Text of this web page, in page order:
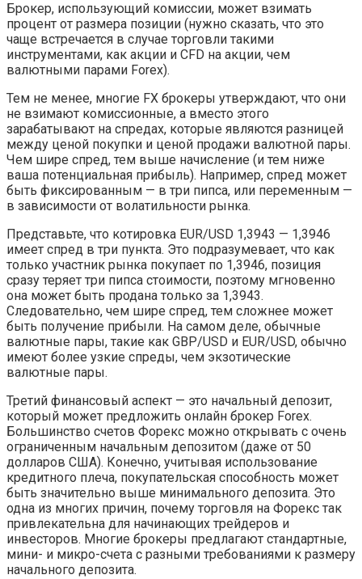
Брокер, использующий комиссии, может взимать
процент от размера позиции (нужно сказать, что это
чаще встречается в случае торговли такими
инструментами, как акции и CFD на акции, чем
валютными парами Forex).
Тем не менее, многие FX брокеры утверждают, что они
не взимают комиссионные, а вместо этого
зарабатывают на спредах, которые являются разницей
между ценой покупки и ценой продажи валютной пары.
Чем шире спред, тем выше начисление (и тем ниже
ваша потенциальная прибыль). Например, спред может
быть фиксированным — в три пипса, или переменным —
в зависимости от волатильности рынка.
Представьте, что котировка EUR/USD 1,3943 — 1,3946
имеет спред в три пункта. Это подразумевает, что как
только участник рынка покупает по 1,3946, позиция
сразу теряет три пипса стоимости, поэтому мгновенно
она может быть продана только за 1,3943.
Следовательно, чем шире спред, тем сложнее может
быть получение прибыли. На самом деле, обычные
валютные пары, такие как GBP/USD и EUR/USD, обычно
имеют более узкие спреды, чем экзотические
валютные пары.
Третий финансовый аспект — это начальный депозит,
который может предложить онлайн брокер Forex.
Большинство счетов Форекс можно открывать с очень
ограниченным начальным депозитом (даже от 50
долларов США). Конечно, учитывая использование
кредитного плеча, покупательская способность может
быть значительно выше минимального депозита. Это
одна из многих причин, почему торговля на Форекс так
привлекательна для начинающих трейдеров и
инвесторов. Многие брокеры предлагают стандартные,
мини- и микро-счета с разными требованиями к размеру
начального депозита.